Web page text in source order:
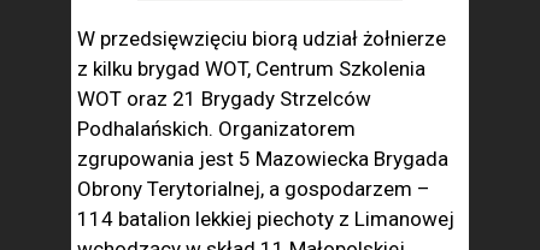
W przedsięwzięciu biorą udział żołnierze
z kilku brygad WOT, Centrum Szkolenia
WOT oraz 21 Brygady Strzelców
Podhalańskich. Organizatorem
zgrupowania jest 5 Mazowiecka Brygada
Obrony Terytorialnej, a gospodarzem –
114 batalion lekkiej piechoty z Limanowej